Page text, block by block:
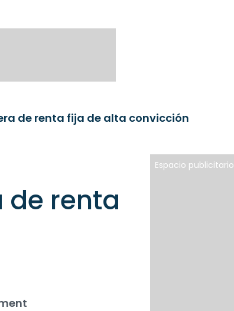
de renta fija de alta convicción
renta
Espacio publicitario